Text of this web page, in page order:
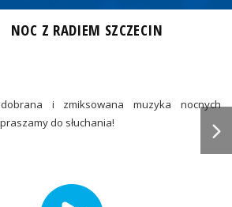
NOC Z RADIEM SZCZECIN
i zmiksowana muzyka nocnych
do słuchania!